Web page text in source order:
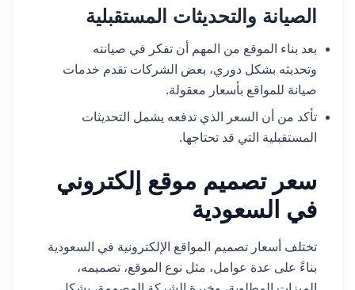
الصيانة والتحديثات المستقبلية
بعد بناء الموقع من المهم أن تفكر في صيانته
وتحديثه بشكل دوري، بعض الشركات تقدم خدمات
صيانة للمواقع بأسعار معقولة.
تأكد من أن السعر الذي تدفعه يشمل التحديثات
المستقبلية التي قد تحتاجها.
سعر تصميم موقع إلكتروني
في السعودية
تختلف أسعار تصميم المواقع الإلكترونية في السعودية
بناءً على عدة عوامل، مثل نوع الموقع، تصميمه،